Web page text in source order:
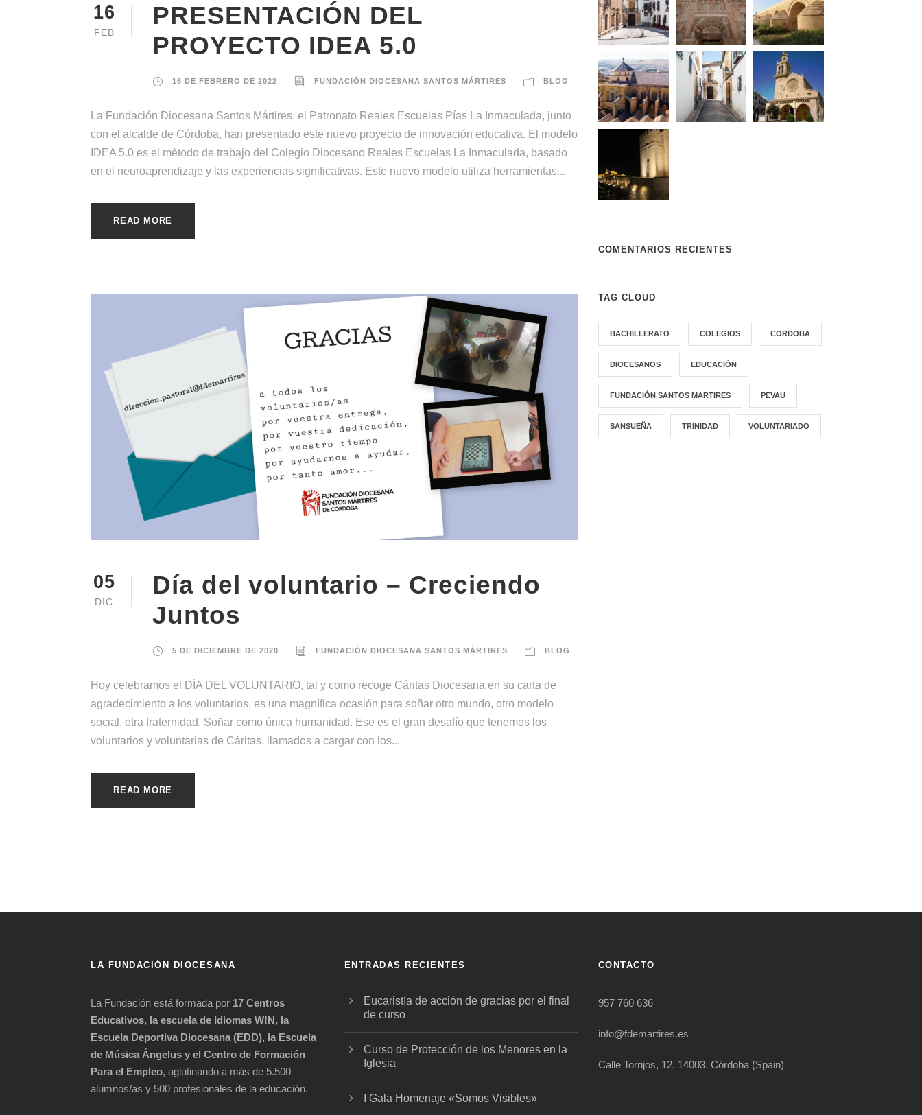
16
FEB
PRESENTACIÓN DEL
PROYECTO IDEA 5.0
16 DE FEBRERO DE 2022 FUNDACIÓN DIOCESANA SANTOS MÁRTIRES BLOG
La Fundación Diocesana Santos Mártires, el Patronato Reales Escuelas Pías La Inmaculada, junto
con el alcalde de Córdoba, han presentado este nuevo proyecto de innovación educativa. El modelo
IDEA 5.0 es el método de trabajo del Colegio Diocesano Reales Escuelas La Inmaculada, basado
en el neuroaprendizaje y las experiencias significativas. Este nuevo modelo utiliza herramientas...
READ MORE
05
DIC
Día del voluntario – Creciendo
Juntos
5 DE DICIEMBRE DE 2020 FUNDACIÓN DIOCESANA SANTOS MÁRTIRES BLOG
Hoy celebramos el DÍA DEL VOLUNTARIO, tal y como recoge Cáritas Diocesana en su carta de
agradecimiento a los voluntarios, es una magnífica ocasión para soñar otro mundo, otro modelo
social, otra fraternidad. Soñar como única humanidad. Ese es el gran desafío que tenemos los
voluntarios y voluntarias de Cáritas, llamados a cargar con los...
READ MORE
COMENTARIOS RECIENTES
TAG CLOUD
BACHILLERATO COLEGIOS CORDOBA
DIOCESANOS EDUCACIÓN
FUNDACIÓN SANTOS MARTIRES PEVAU
SANSUEÑA TRINIDAD VOLUNTARIADO
LA FUNDACIÓN DIOCESANA
La Fundación está formada por 17 Centros
Educativos, la escuela de Idiomas W!N, la
Escuela Deportiva Diocesana (EDD), la Escuela
de Música Ángelus y el Centro de Formación
Para el Empleo, aglutinando a más de 5.500
alumnos/as y 500 profesionales de la educación.
ENTRADAS RECIENTES
Eucaristía de acción de gracias por el final
de curso
Curso de Protección de los Menores en la
Iglesia
I Gala Homenaje «Somos Visibles»
CONTACTO
957 760 636
info@fdemartires.es
Calle Torrijos, 12. 14003. Córdoba (Spain)